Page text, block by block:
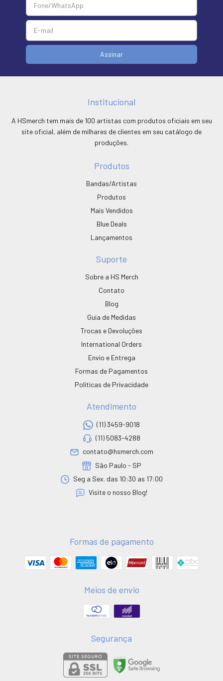
Institucional
A HSmerch tem mais de 100 artistas com produtos oficiais em seu
site oficial, além de milhares de clientes em seu catálogo de
produções.
Produtos
Bandas/Artistas
Produtos
Mais Vendidos
Blue Deals
Lançamentos
Suporte
Sobre a HS Merch
Contato
Blog
Guia de Medidas
Trocas e Devoluções
International Orders
Envio e Entrega
Formas de Pagamentos
Políticas de Privacidade
Atendimento
(11) 3459-9018
(11) 5083-4288
contato@hsmerch.com
São Paulo - SP
Seg a Sex. das 10:30 as 17:00
Visite o nosso Blog!
Formas de pagamento
Meios de envio
Segurança